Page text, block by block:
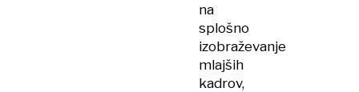
na
splošno
izobraževanje
mlajših
kadrov,